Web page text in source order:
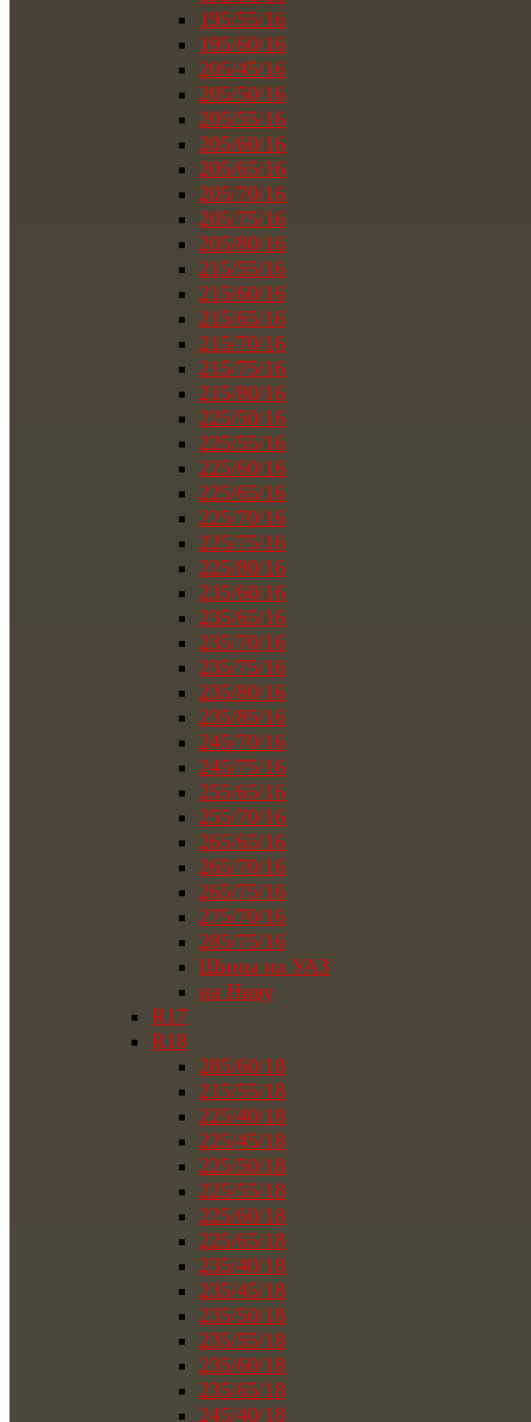
195/55/16
195/60/16
205/45/16
205/50/16
205/55/16
205/60/16
205/65/16
205/70/16
205/75/16
205/80/16
215/55/16
215/60/16
215/65/16
215/70/16
215/75/16
215/80/16
225/50/16
225/55/16
225/60/16
225/65/16
225/70/16
225/75/16
225/80/16
235/60/16
235/65/16
235/70/16
235/75/16
235/80/16
235/85/16
245/70/16
245/75/16
255/65/16
255/70/16
265/65/16
265/70/16
265/75/16
275/70/16
285/75/16
Шины на УАЗ
на Ниву
R17
R18
285/60/18
215/55/18
225/40/18
225/45/18
225/50/18
225/55/18
225/60/18
225/65/18
235/40/18
235/45/18
235/50/18
235/55/18
235/60/18
235/65/18
245/40/18